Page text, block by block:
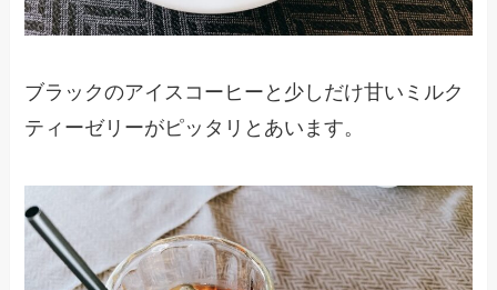
ブラックのアイスコーヒーと少しだけ甘いミルク
ティーゼリーがピッタリとあいます。